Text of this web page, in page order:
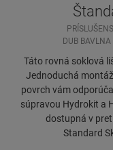
DUB
Táto rovná soklová
Jednoduchá
povrch vám
súpravou Hydrokit a
dostupná v
Standard